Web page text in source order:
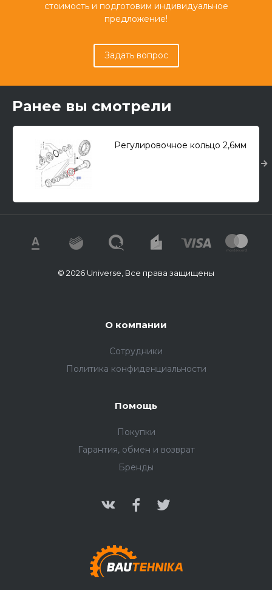
стоимость и подготовим индивидуальное
предложение!
Задать вопрос
Ранее вы смотрели
Регулировочное кольцо 2,6мм
© 2026 Universe, Все права защищены
О компании
Сотрудники
Политика конфиденциальности
Помощь
Покупки
Гарантия, обмен и возврат
Бренды